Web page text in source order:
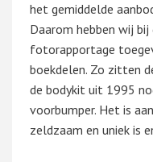
het gemiddelde
Daarom hebben wij
fotorapportage
boekdelen. Zo zitten
de bodykit uit 1995
voorbumper. Het is
zeldzaam en uniek is